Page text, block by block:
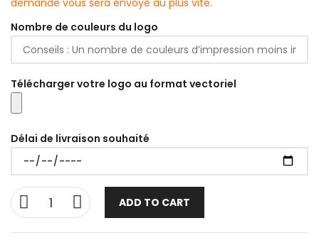
demande vous sera envoyé au plus vite.
Nombre de couleurs du logo
Télécharger votre logo au format vectoriel
Délai de livraison souhaité
ADD TO CART